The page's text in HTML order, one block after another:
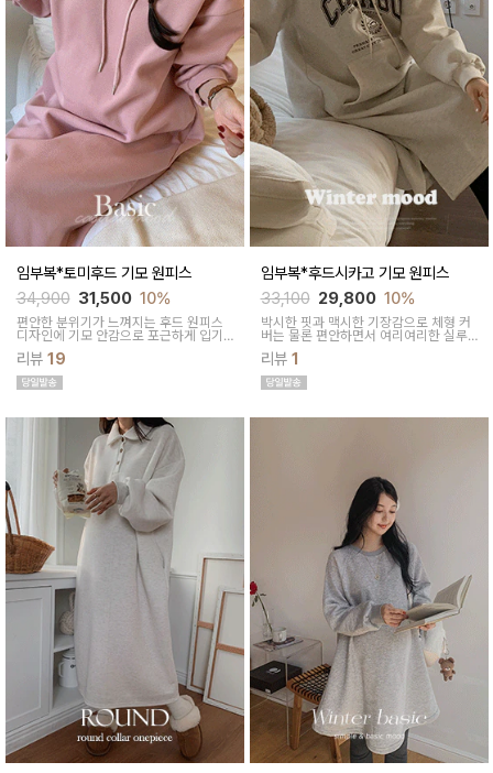
임부복*토미후드 기모 원피스
34,900 31,500 10%
편안한 분위기가 느껴지는 후드 원피스
디자인에 기모 안감으로 포근하게 입기
좋아요
리뷰 19
임부복*후드시카고 기모 원피스
33,100 29,800 10%
박시한 핏과 맥시한 기장감으로 체형 커
버는 물론 편안하면서 여리여리한 실루
엣을 완성해준답니다
리뷰 1